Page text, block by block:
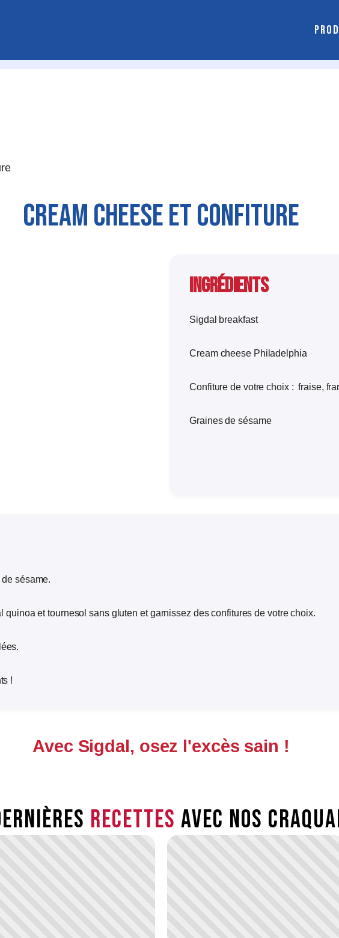
CREAM CHEESE ET CONFITURE
Ingrédients
Sigdal breakfast
Cream cheese Philadelphia
Confiture de votre choix : fraise,
Graines de sésame
sésame.
et tournesol sans gluten et garnissez des confitures de votre choix.
!
Avec Sigdal, osez l'excès sain !
recettes avec nos